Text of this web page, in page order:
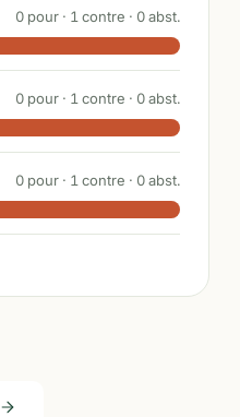
0 pour · 1 contre · 0abst.
0 pour · 1 contre · 0abst.
0 pour · 1 contre · 0abst.